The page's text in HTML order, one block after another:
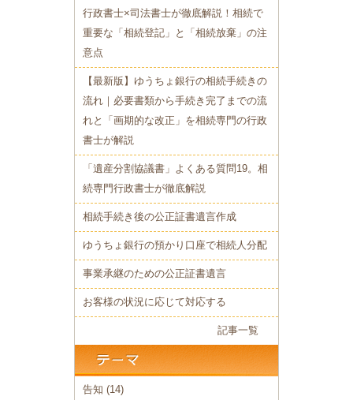
行政書士×司法書士が徹底解説！相続で
重要な「相続登記」と「相続放棄」の注
意点
【最新版】ゆうちょ銀行の相続手続きの
流れ｜必要書類から手続き完了までの流
れと「画期的な改正」を相続専門の行政
書士が解説
「遺産分割協議書」よくある質問19。相
続専門行政書士が徹底解説
相続手続き後の公正証書遺言作成
ゆうちょ銀行の預かり口座で相続人分配
事業承継のための公正証書遺言
お客様の状況に応じて対応する
記事一覧
告知 (14)